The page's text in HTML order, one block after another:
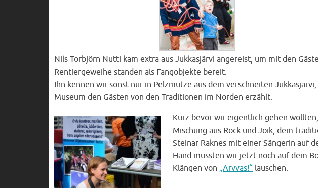
Nils Torbjörn Nutti kam extra aus Jukkasjärvi angereist, um mit den
Rentiergeweihe standen als Fangobjekte bereit.
Ihn kennen wir sonst nur in Pelzmütze aus dem verschneiten
Museum den Gästen von den Traditionen im Norden erzählt.
Kurz bevor wir eigentlich gehen
Mischung aus Rock und Joik, dem
Steinar Raknes mit einer Sängerin auf
Hand mussten wir jetzt noch auf dem
Klängen von „Arvvas!“ lauschen.